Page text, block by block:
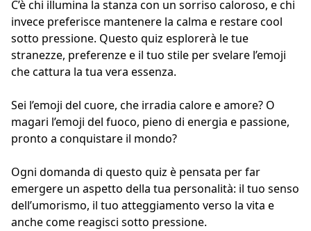
C’è chi illumina la stanza con un sorriso caloroso, e chi
invece preferisce mantenere la calma e restare cool
sotto pressione. Questo quiz esplorerà le tue
stranezze, preferenze e il tuo stile per svelare l’emoji
che cattura la tua vera essenza.
Sei l’emoji del cuore, che irradia calore e amore? O
magari l’emoji del fuoco, pieno di energia e passione,
pronto a conquistare il mondo?
Ogni domanda di questo quiz è pensata per far
emergere un aspetto della tua personalità: il tuo senso
dell’umorismo, il tuo atteggiamento verso la vita e
anche come reagisci sotto pressione.